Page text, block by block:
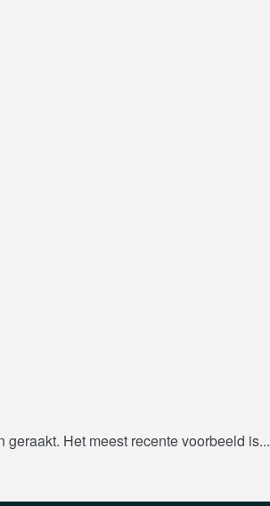
Het meest recente voorbeeld is...